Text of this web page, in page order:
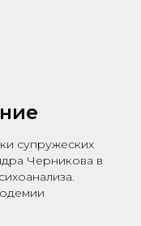
супружеских
Черникова в